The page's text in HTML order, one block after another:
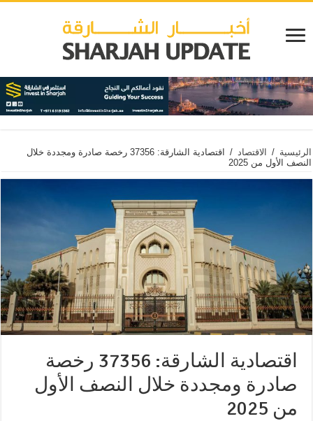
الرئيسية / الاقتصاد /
اقتصادية الشارقة: 37356 رخصة صادرة ومجددة خلال
النصف الأول من 2025
اقتصادية الشارقة: 37356 رخصة
صادرة ومجددة خلال النصف الأول
من 2025